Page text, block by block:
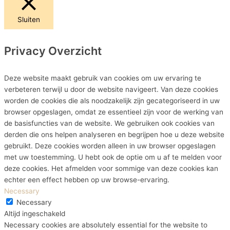
Sluiten
Privacy Overzicht
Deze website maakt gebruik van cookies om uw ervaring te
verbeteren terwijl u door de website navigeert. Van deze cookies
worden de cookies die als noodzakelijk zijn gecategoriseerd in uw
browser opgeslagen, omdat ze essentieel zijn voor de werking van
de basisfuncties van de website. We gebruiken ook cookies van
derden die ons helpen analyseren en begrijpen hoe u deze website
gebruikt. Deze cookies worden alleen in uw browser opgeslagen
met uw toestemming. U hebt ook de optie om u af te melden voor
deze cookies. Het afmelden voor sommige van deze cookies kan
echter een effect hebben op uw browse-ervaring.
Necessary
Necessary
Altijd ingeschakeld
Necessary cookies are absolutely essential for the website to